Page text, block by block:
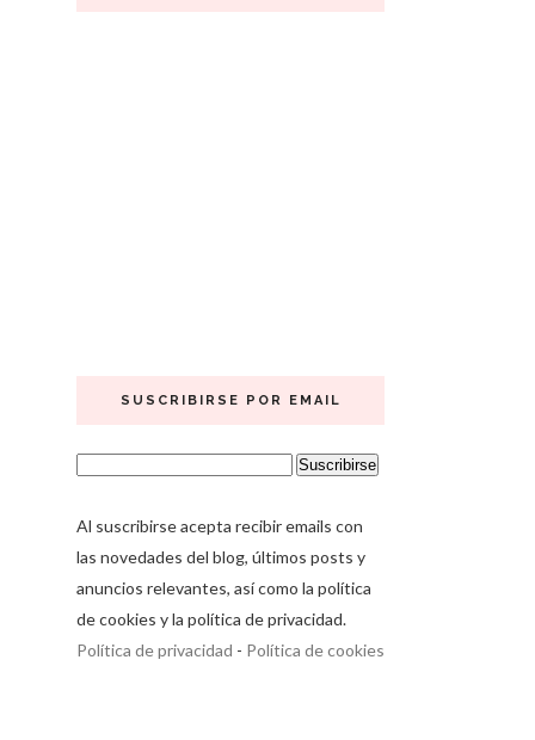
SUSCRIBIRSE POR EMAIL
Al suscribirse acepta recibir emails con
las novedades del blog, últimos posts y
anuncios relevantes, así como la política
de cookies y la política de privacidad.
Política de privacidad - Política de cookies